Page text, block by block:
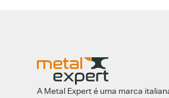
A Metal Expert é uma marca